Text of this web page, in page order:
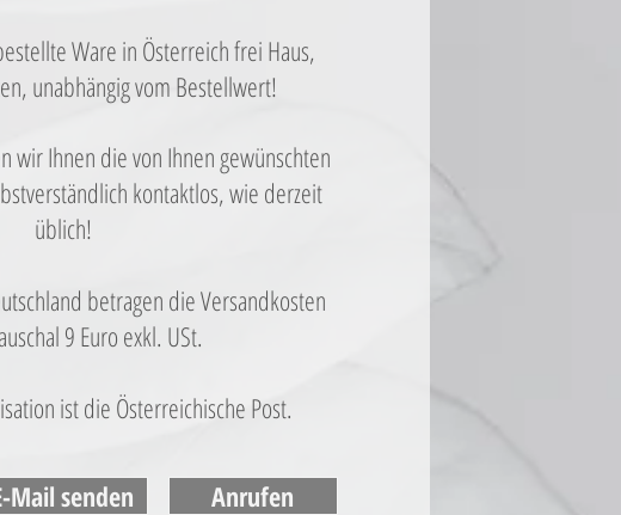
Ware in Österreich frei Haus,
unabhängig vom Bestellwert!
wir Ihnen die von Ihnen gewünschten
kontaktlos, wie derzeit
üblich!
betragen die Versandkosten
9 Euro exkl. USt.
ist die Österreichische Post.
Mail senden Anrufen